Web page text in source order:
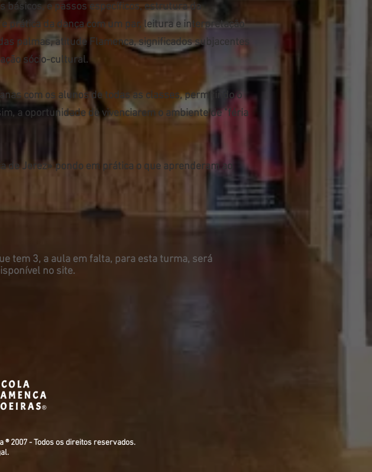
básicos, e passos específicos, estrutura da
prática da dança com um par, leitura e interpretação
palmas, atitude Flamenca, significados subjacentes
sócio-cultural.
com os alunos de todas as classes, permitindo o
a oportunidade de vivenciarem o ambiente de "féria
de Jerez» pondo em prática o que aprenderam ao
tem 3, a aula em falta, para esta turma, será
no site.
® 2007 - Todos os direitos reservados.